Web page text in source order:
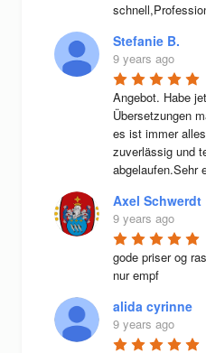
Stefanie B.
9 years ago
Angebot. Habe
Übersetzungen
es ist immer
zuverlässig und
abgelaufen.Sehr
Axel Schwerdt
9 years ago
gode priser og
nur empf
alida cyrinne
9 years ago